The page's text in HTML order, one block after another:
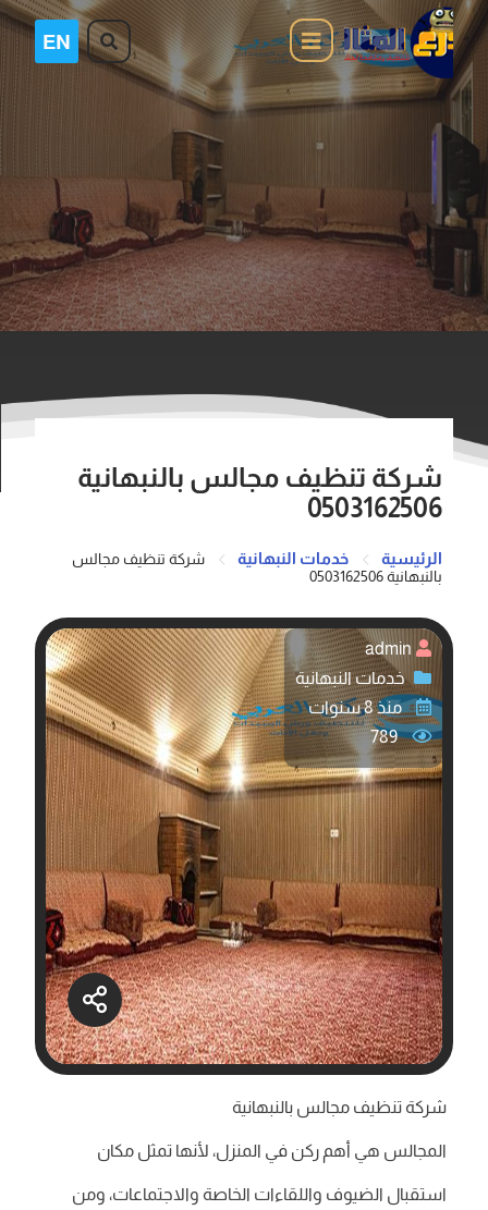
شركة تنظيف مجالس بالنبهانية
0503162506
الرئيسية خدمات النبهانية
شركة تنظيف مجالس
بالنبهانية 0503162506
admin
خدمات النبهانية
منذ 8 سنوات
789
شركة تنظيف مجالس بالنبهانية
المجالس هي أهم ركن في المنزل، لأنها تمثل مكان
استقبال الضيوف واللقاءات الخاصة والاجتماعات، ومن